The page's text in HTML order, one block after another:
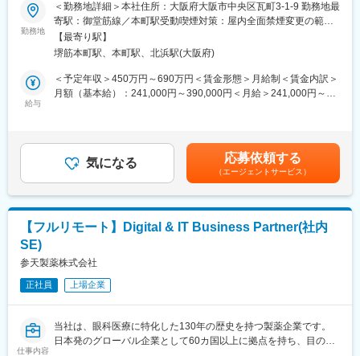
きながら、会社・個人共に成長して行くメンバーを今回募集致し
ます。
＊バイオシミラー：先行バイオ医薬品と同等/同質の品質、安全性
品。
セルトリオンは、抗体医薬品のバイオシミラーを世界規模で研究
開発から臨床試験、規制関連業務、製造、流通まで、バイオ医薬
品事業の全プロセスに対応するワンストップソリューションを提
供することで、世界中の患者様にバイオ医薬品の新しい治療の選
択肢をお届けしています。
■職務内容：
医薬品の情報提供担当（MR）として、ドクターや医薬品卸へ訪
問、当社製品の提案・販売をお任せします。
＜具体的な業務内容＞
◎訪問先：主に大学病院や眼科クリニック
・医薬品に関する情報提供活動
└クリニック向けに勉強会なども実施します
・販売代理店を訪問し、代理店担当者との関係構築、製品PR、顧
【MRとは】
品の情報の提供や収集を行います。同時に、医療現場から得た情
報を正しく、タイムリーに医療関係者に伝達することもMRの役割
です。
【担当商品（例）】
当社は眼科領域に特化したスペシャリティファーマです。
ドライアイ治療薬を始めとした、幅広い点眼薬（目薬）を提案す
勤務地
＜勤務地詳細＞本社住所：大阪府大阪市中央区瓦町3-1-9 勤務地最
寄駅：御堂筋線／本町駅受動喫煙対策：屋内全面禁煙変更の範
囲：会社の定める事業所
【最寄り駅】
堺筋本町駅、本町駅、北浜駅(大阪府)
給与
＜予定年収＞450万円～690万円＜賃金形態＞月給制＜賃金内訳＞
月額（基本給）：241,000円～390,000円＜月給＞241,000円～
も目安の金額であり、選考を通じて上下する可能性があります。
月給(月額)は固定手当を含めた表記です。
気になる 応募依頼する
（エージェントサービス）
【フルリモート】Digital & IT Business Partner(社内
SE)
参天製薬株式会社
正社員 上場企業
仕事内容
当社は、眼科医療に特化した130年の歴史を持つ製薬企業です。
日本発のグローバル企業として60カ国以上に拠点を持ち、目の健